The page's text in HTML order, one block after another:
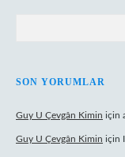
SON YORUMLAR
Guy U Çevgân Kimin için
Guy U Çevgân Kimin için